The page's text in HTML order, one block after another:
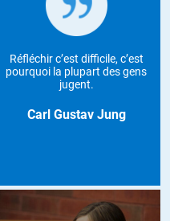
Réfléchir c’est difficile, c’est
pourquoi la plupart des gens
jugent.
Carl Gustav Jung